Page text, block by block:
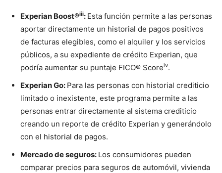
Experian Boost®iii: Esta función permite a las personas
aportar directamente un historial de pagos positivos
de facturas elegibles, como el alquiler y los servicios
públicos, a su expediente de crédito Experian, que
podría aumentar su puntaje FICO® Scoreiv.
Experian Go: Para las personas con historial crediticio
limitado o inexistente, este programa permite a las
personas entrar directamente al sistema crediticio
creando un reporte de crédito Experian y generándolo
con el historial de pagos.
Mercado de seguros: Los consumidores pueden
comparar precios para seguros de automóvil, vivienda